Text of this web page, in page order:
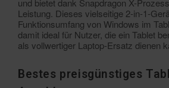
Leistung. Dieses vielseitige 2-in-1-
Funktionsumfang von Windows im
damit ideal für Nutzer, die ein Tablet
als vollwertiger Laptop-Ersatz dienen
Bestes preisgünstiges